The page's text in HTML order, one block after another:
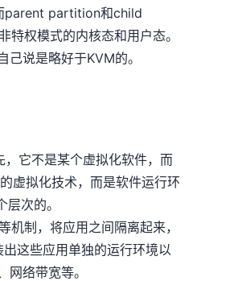
parent partition和child
权模式的内核态和用户态。
说是略好于KVM的。
它不是某个虚拟化软件，而
虚拟化技术，而是软件运行环
次的。
制，将应用之间隔离起来，
这些应用单独的运行环境以
络带宽等。